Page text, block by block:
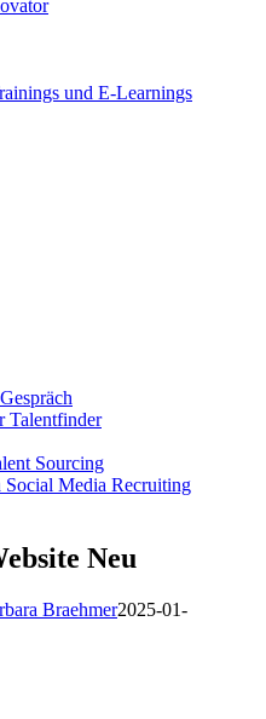
und E-Learnings
Talentfinder
Sourcing
Social Media Recruiting
Neu
Braehmer2025-01-